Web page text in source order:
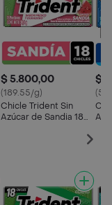
$ 5.800,00
(189.55/g)
Chicle Trident Sin
Azúcar de Sandia 18
$